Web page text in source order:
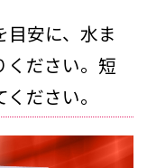
目安に、水ま
ください。短
ださい。